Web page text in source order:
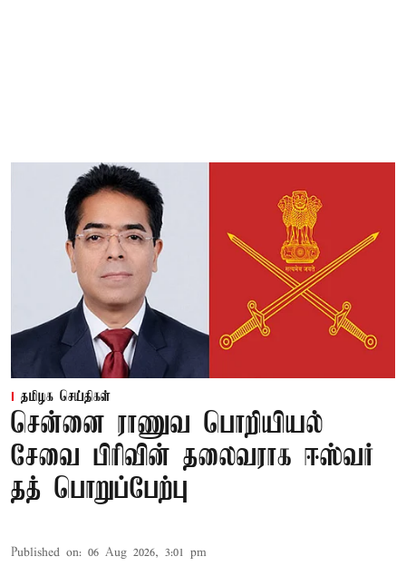
தமிழக செய்திகள்
சென்னை ராணுவ பொறியியல்
சேவை பிரிவின் தலைவராக ஈஸ்வர்
தத் பொறுப்பேற்பு
Published on: 06 Aug 2026, 3:01 pm